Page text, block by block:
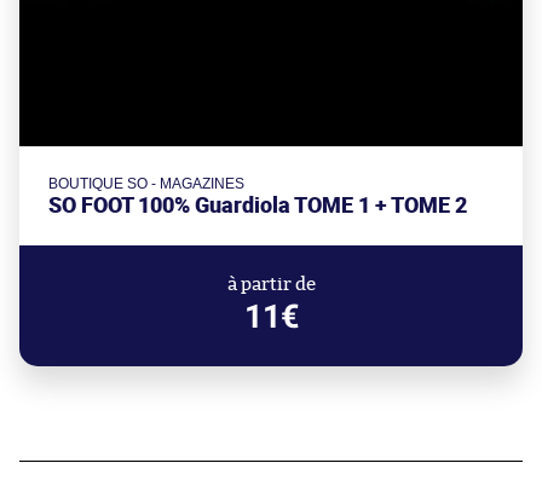
BOUTIQUE SO - MAGAZINES
SO FOOT 100% Guardiola TOME 1 + TOME 2
à partir de
11€